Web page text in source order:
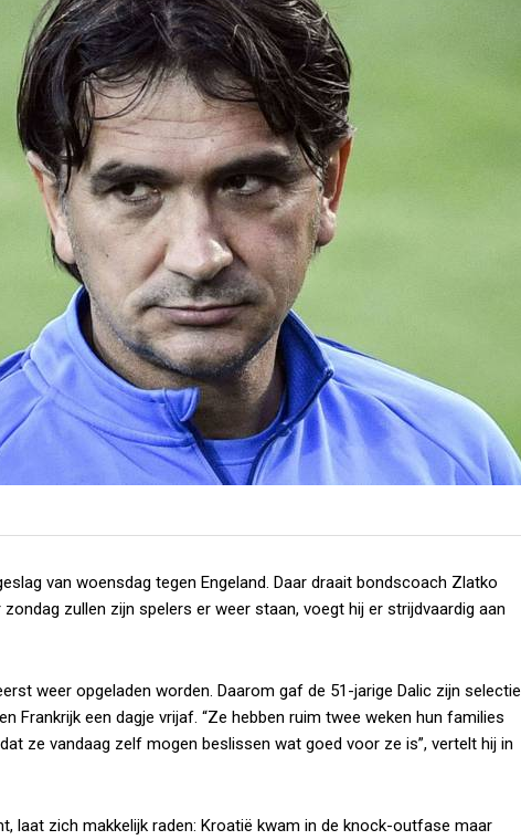
van woensdag tegen Engeland. Daar draait bondscoach Zlatko
zullen zijn spelers er weer staan, voegt hij er strijdvaardig aan
weer opgeladen worden. Daarom gaf de 51-jarige Dalic zijn selectie
Frankrijk een dagje vrijaf. “Ze hebben ruim twee weken hun families
ze vandaag zelf mogen beslissen wat goed voor ze is”, vertelt hij in
laat zich makkelijk raden: Kroatië kwam in de knock-outfase maar